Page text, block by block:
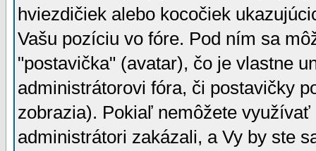
hviezdičiek alebo kocočiek
Vašu pozíciu vo fóre. Pod ním sa
"postavička" (avatar), čo je vlastne
administrátorovi fóra, či postavičky
zobrazia). Pokiaľ nemôžete
administrátori zakázali, a Vy by ste